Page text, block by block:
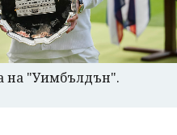
на "Уимбълдън".